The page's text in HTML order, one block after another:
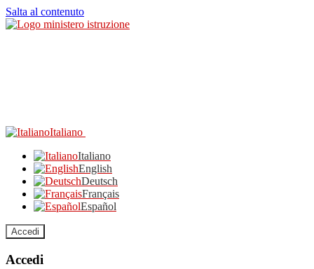
Salta al contenuto
Italiano
Italiano
English
Deutsch
Français
Español
Accedi
Accedi